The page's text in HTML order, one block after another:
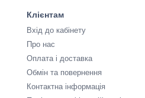
Клієнтам
Вхід до кабінету
Про нас
Оплата і доставка
Обмін та повернення
Контактна інформація